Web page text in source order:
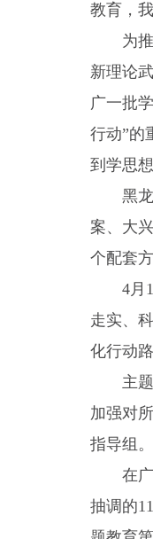
教育，
为
新理论
广一批
行动”的
到学思
黑
案、大
个配套
4月
走实、
化行动
主
加强对
指导组。
在
抽调的